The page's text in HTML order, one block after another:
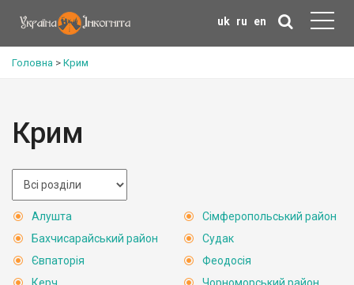
uk ru en
Головна > Крим
Крим
Алушта
Бахчисарайський район
Євпаторія
Сімферопольський район
Судак
Феодосія